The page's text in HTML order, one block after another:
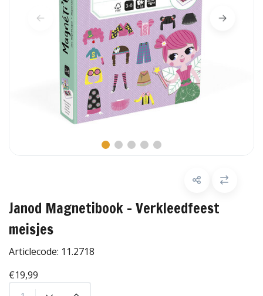
Janod Magnetibook - Verkleedfeest
meisjes
Articlecode: 11.2718
€19,99